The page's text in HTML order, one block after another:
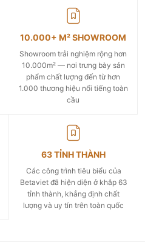
10.000+ M² SHOWROOM
Showroom trải nghiệm rộng hơn
10.000m² — nơi trưng bày sản
phẩm chất lượng đến từ hơn
1.000 thương hiệu nổi tiếng toàn
cầu
63 TỈNH THÀNH
Các công trình tiêu biểu của
Betaviet đã hiện diện ở khắp 63
tỉnh thành, khẳng định chất
lượng và uy tín trên toàn quốc